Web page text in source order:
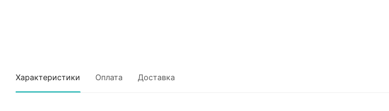
Характеристики Оплата Доставка